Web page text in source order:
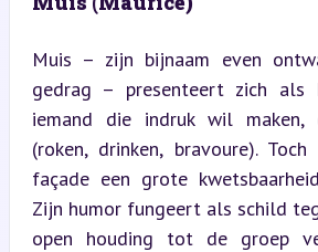
Muis – zijn bijnaam even
gedrag – presenteert zich als
iemand die indruk wil maken,
(roken, drinken, bravoure).
façade een grote
Zijn humor fungeert als schild
open houding tot de groep